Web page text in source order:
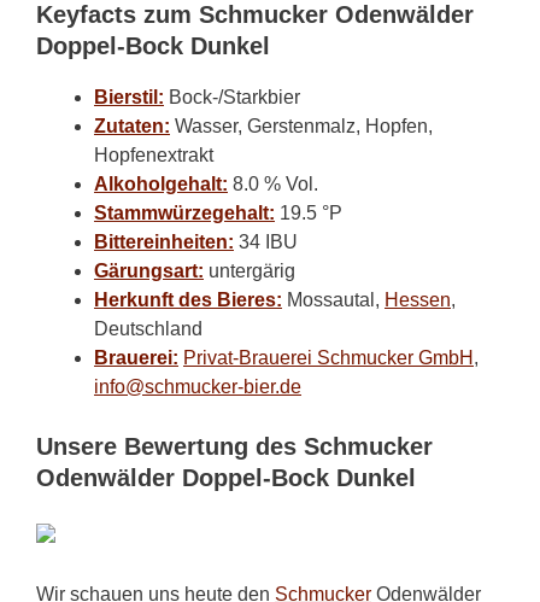
Keyfacts zum Schmucker Odenwälder
Doppel-Bock Dunkel
Bierstil: Bock-/Starkbier
Zutaten: Wasser, Gerstenmalz, Hopfen,
Hopfenextrakt
Alkoholgehalt: 8.0 % Vol.
Stammwürzegehalt: 19.5 °P
Bittereinheiten: 34 IBU
Gärungsart: untergärig
Herkunft des Bieres: Mossautal, Hessen,
Deutschland
Brauerei: Privat-Brauerei Schmucker GmbH ,
info@schmucker-bier.de
Unsere Bewertung des Schmucker
Odenwälder Doppel-Bock Dunkel
Wir schauen uns heute den Schmucker Odenwälder